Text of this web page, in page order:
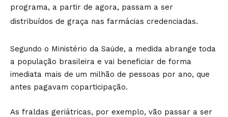
programa, a partir de agora, passam a ser
distribuídos de graça nas farmácias credenciadas.
Segundo o Ministério da Saúde, a medida abrange toda
a população brasileira e vai beneficiar de forma
imediata mais de um milhão de pessoas por ano, que
antes pagavam coparticipação.
As fraldas geriátricas, por exemplo, vão passar a ser